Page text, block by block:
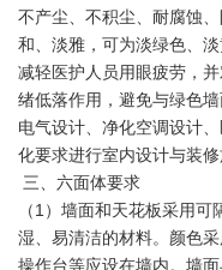
不产尘、不积尘、耐腐蚀
和、淡雅，可为淡绿色、
减轻医护人员用眼疲劳，
绪低落作用，避免与绿色墙
电气设计、净化空调设计
化要求进行室内设计与装修
三、六面体要求
（1）墙面和天花板采用
湿、易清洁的材料。颜色
操作台等应设在墙内。墙